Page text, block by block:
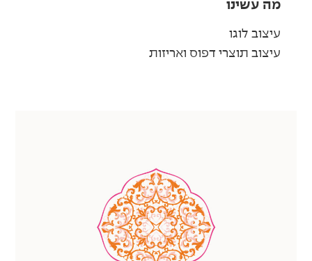
מה עשינו
עיצוב לוגו
עיצוב תוצרי דפוס ואריזות